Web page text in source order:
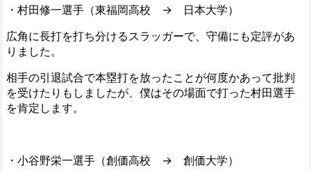
・村田修一選手（東福岡高校 → 日本大学）
広角に長打を打ち分けるスラッガーで、守備にも定評があ
りました。
相手の引退試合で本塁打を放ったことが何度かあって批判
を受けたりもしましたが、僕はその場面で打った村田選手
を肯定します。
・小谷野栄一選手（創価高校 → 創価大学）